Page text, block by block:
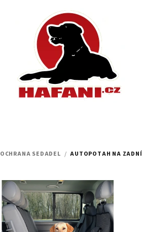
OCHRANA SEDADEL / AUTOPOTAH NA